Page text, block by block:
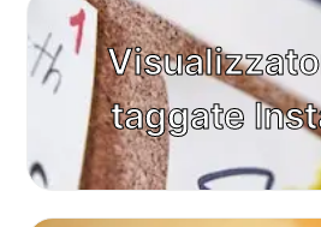
taggate